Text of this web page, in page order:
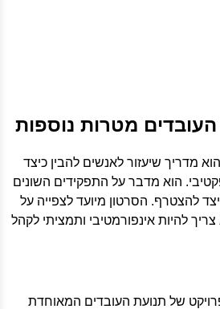
מטרות נוספות
מדריך שיעזור לאנשים להבין כיצד
הוא מדבר על התפקידים השונים
להצטרף. הסרטון מיועד לצפייה על
צריך להיות אינפורמטיבי ותמציתי לקהל
של תנועת העובדים המאוחדת